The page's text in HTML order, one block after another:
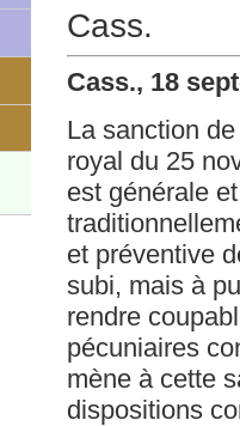
Cass.
Cass., 18
La sanction
royal du 25
est générale
et préventive
subi, mais à
rendre
pécuniaires
mène à cette
dispositions